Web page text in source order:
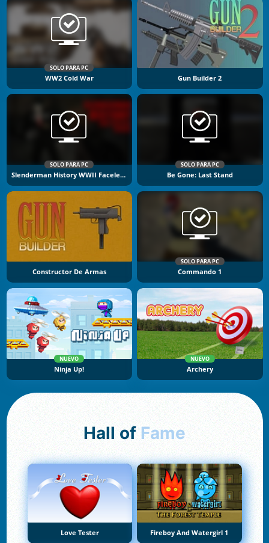
SOLO PARA PC
WW2 Cold War Gun Builder 2
SOLO PARA PC
Slenderman History WWII Faceless Horror
SOLO PARA PC
Be Gone: Last Stand
Constructor De Armas
SOLO PARA PC
Commando 1
NUEVO
Ninja Up!
NUEVO
Archery
Hall of Fame
Love Tester Fireboy And Watergirl 1